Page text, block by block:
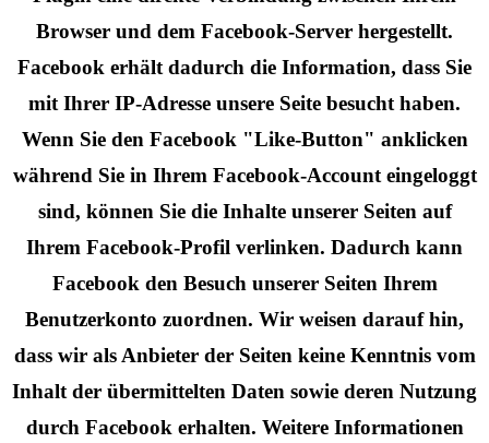
Browser und dem Facebook-Server hergestellt.
Facebook erhält dadurch die Information, dass Sie
mit Ihrer IP-Adresse unsere Seite besucht haben.
Wenn Sie den Facebook "Like-Button" anklicken
während Sie in Ihrem Facebook-Account eingeloggt
sind, können Sie die Inhalte unserer Seiten auf
Ihrem Facebook-Profil verlinken. Dadurch kann
Facebook den Besuch unserer Seiten Ihrem
Benutzerkonto zuordnen. Wir weisen darauf hin,
dass wir als Anbieter der Seiten keine Kenntnis vom
Inhalt der übermittelten Daten sowie deren Nutzung
durch Facebook erhalten. Weitere Informationen